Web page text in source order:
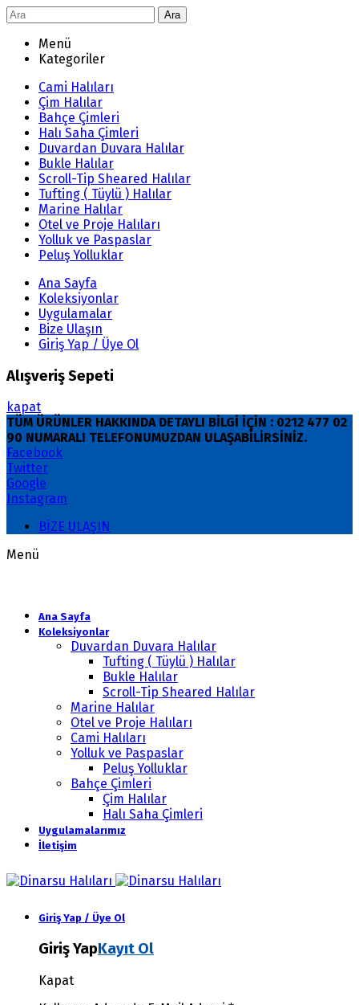
Ara
Menü
Kategoriler
Cami Halıları
Çim Halılar
Bahçe Çimleri
Halı Saha Çimleri
Duvardan Duvara Halılar
Bukle Halılar
Scroll-Tip Sheared Halılar
Tufting ( Tüylü ) Halılar
Marine Halılar
Otel ve Proje Halıları
Yolluk ve Paspaslar
Peluş Yolluklar
Ana Sayfa
Koleksiyonlar
Uygulamalar
Bize Ulaşın
Giriş Yap / Üye Ol
Alışveriş Sepeti
kapat
TÜM ÜRÜNLER HAKKINDA DETAYLI BİLGİ İÇİN : 0212 477 02
90 NUMARALI TELEFONUMUZDAN ULAŞABİLİRSİNİZ.
Facebook
Twitter
Google
Instagram
BİZE ULAŞIN
Menü
Ana Sayfa
Koleksiyonlar
Duvardan Duvara Halılar
Tufting ( Tüylü ) Halılar
Bukle Halılar
Scroll-Tip Sheared Halılar
Marine Halılar
Otel ve Proje Halıları
Cami Halıları
Yolluk ve Paspaslar
Peluş Yolluklar
Bahçe Çimleri
Çim Halılar
Halı Saha Çimleri
Uygulamalarımız
İletişim
Giriş Yap / Üye Ol
Giriş YapKayıt Ol
Kapat